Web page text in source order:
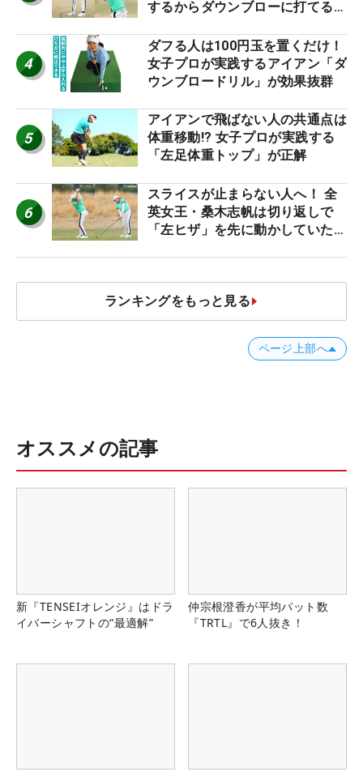
するからダウンブローに打てる #
4
ダフる人は100円玉を置くだけ！
女子プロが実践するアイアン「ダ
ウンブロードリル」が効果抜群
5
アイアンで飛ばない人の共通点は
体重移動!? 女子プロが実践する
「左足体重トップ」が正解
6
スライスが止まらない人へ！ 全
英女王・桑木志帆は切り返しで
「左ヒザ」を先に動かしていた
ランキングをもっと見る
ページ上部へ
オススメの記事
新『TENSEIオレンジ』はドラ
イバーシャフトの“最適解”
仲宗根澄香が平均パット数
『TRTL』で6人抜き！